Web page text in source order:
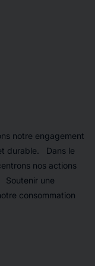
notre engagement
durable. Dans le
nos actions
Soutenir une
consommation